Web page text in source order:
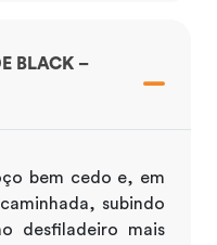
BLACK –
bem cedo e, em
subindo
desfiladeiro mais